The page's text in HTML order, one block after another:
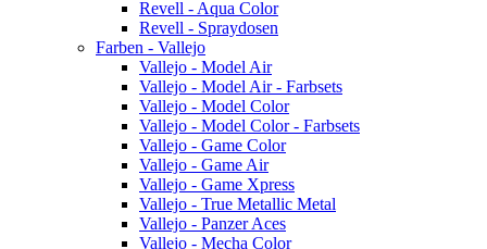
Revell - Aqua Color
Revell - Spraydosen
Farben - Vallejo
Vallejo - Model Air
Vallejo - Model Air - Farbsets
Vallejo - Model Color
Vallejo - Model Color - Farbsets
Vallejo - Game Color
Vallejo - Game Air
Vallejo - Game Xpress
Vallejo - True Metallic Metal
Vallejo - Panzer Aces
Vallejo - Mecha Color